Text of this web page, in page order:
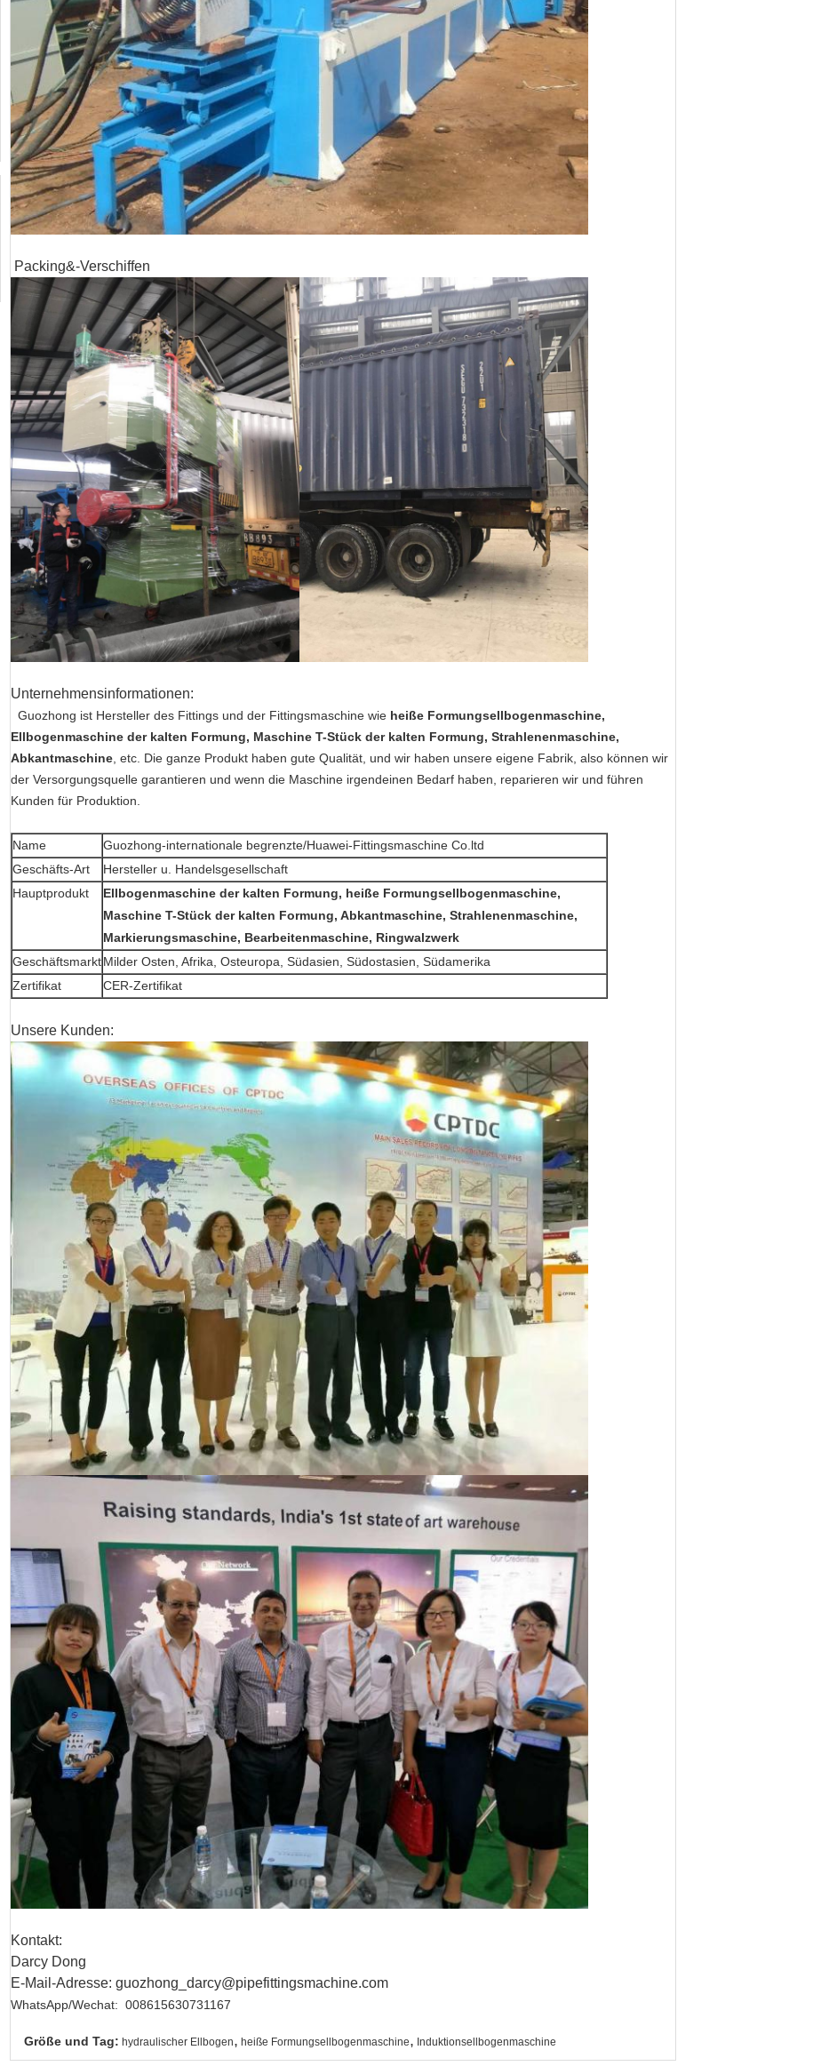
Packing&-Verschiffen
Unternehmensinformationen:
Guozhong ist Hersteller des Fittings und der Fittingsmaschine wie heiße Formungsellbogenmaschine,
Ellbogenmaschine der kalten Formung, Maschine T-Stück der kalten Formung, Strahlenenmaschine,
Abkantmaschine , etc. Die ganze Produkt haben gute Qualität, und wir haben unsere eigene Fabrik, also können wir
der Versorgungsquelle garantieren und wenn die Maschine irgendeinen Bedarf haben, reparieren wir und führen
Kunden für Produktion.
Name
Guozhong-internationale begrenzte/Huawei-Fittingsmaschine Co.ltd
Geschäfts-Art
Hersteller u. Handelsgesellschaft
Hauptprodukt
Ellbogenmaschine der kalten Formung, heiße Formungsellbogenmaschine,
Maschine T-Stück der kalten Formung, Abkantmaschine, Strahlenenmaschine,
Markierungsmaschine, Bearbeitenmaschine, Ringwalzwerk
GeschäftsmarktMilder Osten, Afrika, Osteuropa, Südasien, Südostasien, Südamerika
Zertifikat
CER-Zertifikat
Unsere Kunden:
Kontakt:
Darcy Dong
E-Mail-Adresse: guozhong_darcy@pipefittingsmachine.com
WhatsApp/Wechat: 008615630731167
Größe und Tag: hydraulischer Ellbogen, heiße Formungsellbogenmaschine, Induktionsellbogenmaschine